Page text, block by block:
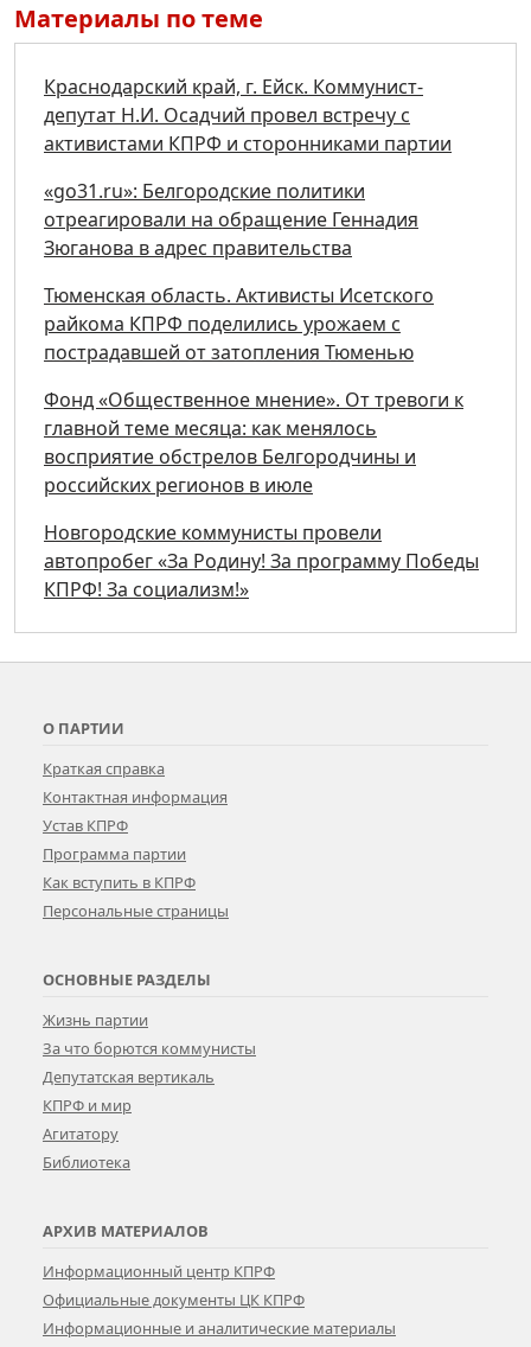
Материалы по теме
Краснодарский край, г. Ейск. Коммунист-
депутат Н.И. Осадчий провел встречу с
активистами КПРФ и сторонниками партии
«go31.ru»: Белгородские политики
отреагировали на обращение Геннадия
Зюганова в адрес правительства
Тюменская область. Активисты Исетского
райкома КПРФ поделились урожаем с
пострадавшей от затопления Тюменью
Фонд «Общественное мнение». От тревоги к
главной теме месяца: как менялось
восприятие обстрелов Белгородчины и
российских регионов в июле
Новгородские коммунисты провели
автопробег «За Родину! За программу Победы
КПРФ! За социализм!»
О ПАРТИИ
Краткая справка
Контактная информация
Устав КПРФ
Программа партии
Как вступить в КПРФ
Персональные страницы
ОСНОВНЫЕ РАЗДЕЛЫ
Жизнь партии
За что борются коммунисты
Депутатская вертикаль
КПРФ и мир
Агитатору
Библиотека
АРХИВ МАТЕРИАЛОВ
Информационный центр КПРФ
Официальные документы ЦК КПРФ
Информационные и аналитические материалы